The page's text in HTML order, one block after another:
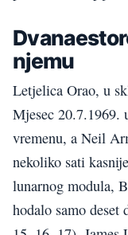
njemu
Letjelica Orao, u
Mjesec 20.7.1969.
vremenu, a Neil
nekoliko sati
lunarnog modula,
hodalo samo